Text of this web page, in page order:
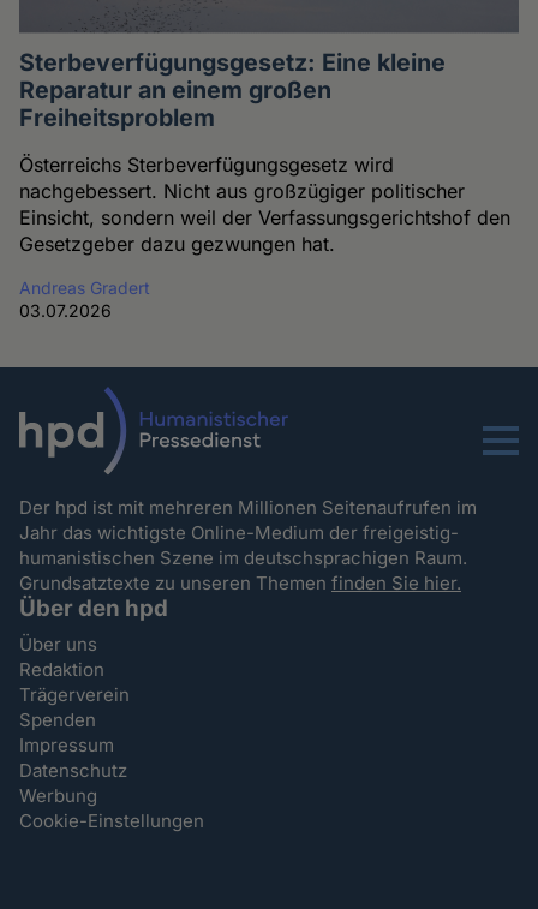
Sterbeverfügungsgesetz: Eine kleine
Reparatur an einem großen
Freiheitsproblem
Österreichs Sterbeverfügungsgesetz wird
nachgebessert. Nicht aus großzügiger politischer
Einsicht, sondern weil der Verfassungsgerichtshof den
Gesetzgeber dazu gezwungen hat.
Andreas Gradert
03.07.2026
Menu
Der hpd ist mit mehreren Millionen Seitenaufrufen im
Jahr das wichtigste Online-Medium der freigeistig-
humanistischen Szene im deutschsprachigen Raum.
Grundsatztexte zu unseren Themenfinden Sie hier.
Über den hpd
Über uns
Redaktion
Trägerverein
Spenden
Impressum
Datenschutz
Werbung
Cookie-Einstellungen